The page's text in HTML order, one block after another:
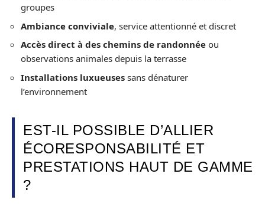
groupes
Ambiance conviviale, service attentionné et discret
Accès direct à des chemins de randonnée ou
observations animales depuis la terrasse
Installations luxueuses sans dénaturer
l’environnement
EST-IL POSSIBLE D’ALLIER
ÉCORESPONSABILITÉ ET
PRESTATIONS HAUT DE GAMME
?